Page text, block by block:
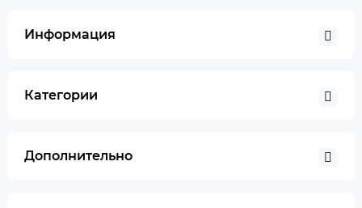
Информация
Категории
Дополнительно